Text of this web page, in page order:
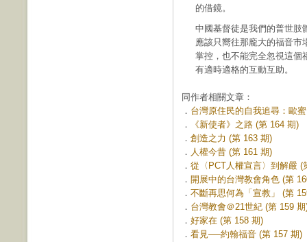
的借鏡。
中國基督徒是我們的普世肢
應該只嚮往那龐大的福音市
掌控，也不能完全忽視這個
有適時適格的互動互助。
同作者相關文章：
． 台灣原住民的自我追尋：歐
．
《新使者》之路 (第 164 期)
． 創造之力 (第 163 期)
． 人權今昔 (第 161 期)
． 從〈PCT人權宣言〉到解嚴 (
． 開展中的台灣教會角色 (第
． 不斷再思何為「宣教」 (第
． 台灣教會＠21世紀 (第 159 期
． 好家在 (第 158 期)
． 看見──約翰福音 (第 157 期)